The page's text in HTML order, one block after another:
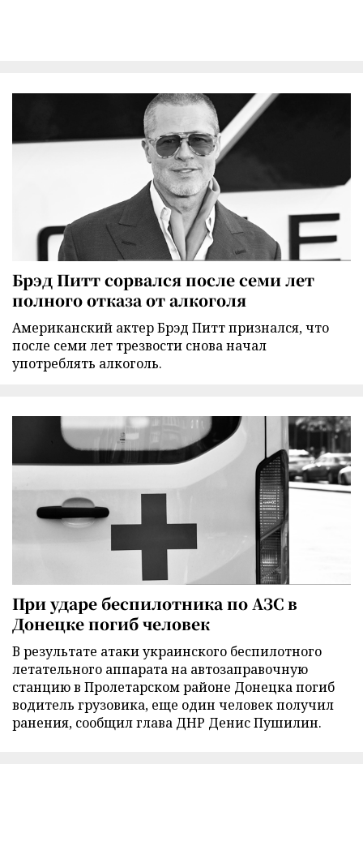
Брэд Питт сорвался после семи лет
полного отказа от алкоголя
Американский актер Брэд Питт признался, что
после семи лет трезвости снова начал
употреблять алкоголь.
При ударе беспилотника по АЗС в
Донецке погиб человек
В результате атаки украинского беспилотного
летательного аппарата на автозаправочную
станцию в Пролетарском районе Донецка погиб
водитель грузовика, еще один человек получил
ранения, сообщил глава ДНР Денис Пушилин.